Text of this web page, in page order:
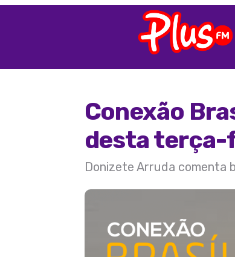
Conexão
desta terça-
Donizete Arruda comenta